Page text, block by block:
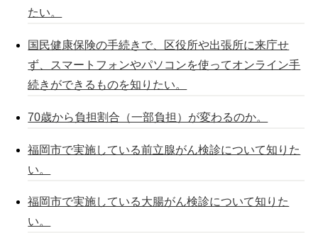
たい。
国民健康保険の手続きで、区役所や出張所に来庁せ
ず、スマートフォンやパソコンを使ってオンライン手
続きができるものを知りたい。
70歳から負担割合（一部負担）が変わるのか。
福岡市で実施している前立腺がん検診について知りた
い。
福岡市で実施している大腸がん検診について知りた
い。